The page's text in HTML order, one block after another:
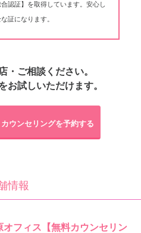
認証】を取得しています。安心し
証になります。
・ご相談ください。
お試しいただけます。
ウンセリングを予約する
情報
オフィス【無料カウンセリン